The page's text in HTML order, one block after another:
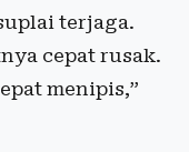
terjaga.
cepat rusak.
menipis,”